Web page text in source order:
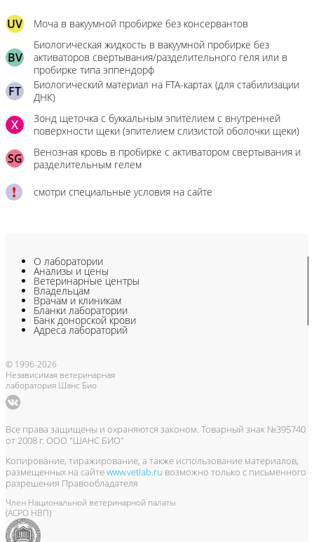
UV Моча в вакуумной пробирке без консервантов
BV
Биологическая жидкость в вакуумной пробирке без
активаторов свертывания/разделительного геля или в
пробирке типа эппендорф
FT
Биологический материал на FTA-картах (для стабилизации
ДНК)
X
Зонд щеточка с буккальным эпителием с внутренней
поверхности щеки (эпителием слизистой оболочки щеки)
SG
Венозная кровь в пробирке с активатором свертывания и
разделительным гелем
смотри специальные условия на сайте
О лаборатории
Анализы и цены
Ветеринарные центры
Владельцам
Врачам и клиникам
Бланки лаборатории
Банк донорской крови
Адреса лабораторий
© 1996-2026
Независимая ветеринарная
лаборатория Шанс Био
Все права защищены и охраняются законом. Товарный знак №395740
от 2008 г. ООО "ШАНС БИО"
Копирование, тиражирование, а также использование материалов,
размещенных на сайтеwww.vetlab.ru возможно только с письменного
разрешения Правообладателя
Член Национальной ветеринарной палаты
(АСРО НВП)